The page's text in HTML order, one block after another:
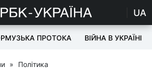
UA
ПРОТОКА ВІЙНА В УКРАЇНІ
» Політика